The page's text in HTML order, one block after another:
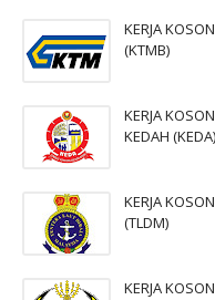
KERJA
(KTMB)
KERJA
KEDAH (KEDA)
KERJA
(TLDM)
KERJA